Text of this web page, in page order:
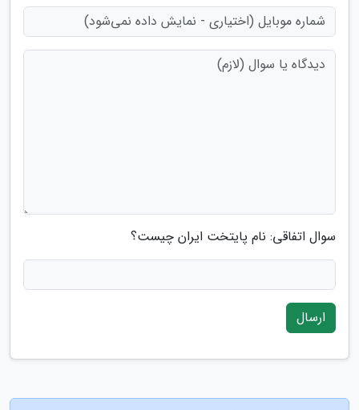
سوال اتفاقی: نام پایتخت ایران چیست؟
ارسال